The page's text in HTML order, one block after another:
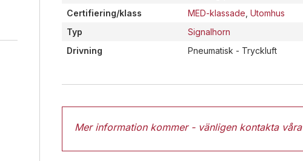
Certifiering/klass
MED-klassade Utomhus
Typ
Signalhorn
Drivning
Pneumatisk - Tryckluft
Mer information kommer - vänligen kontakta våra